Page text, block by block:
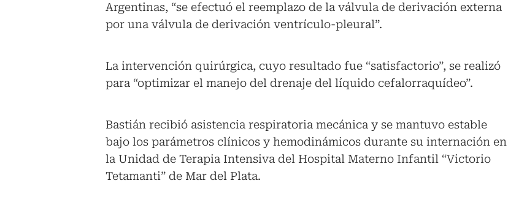
Argentinas, “se efectuó el reemplazo de la válvula de derivación externa
por una válvula de derivación ventrículo-pleural”.
La intervención quirúrgica, cuyo resultado fue “satisfactorio”, se realizó
para “optimizar el manejo del drenaje del líquido cefalorraquídeo”.
Bastián recibió asistencia respiratoria mecánica y se mantuvo estable
bajo los parámetros clínicos y hemodinámicos durante su internación en
la Unidad de Terapia Intensiva del Hospital Materno Infantil “Victorio
Tetamanti” de Mar del Plata.